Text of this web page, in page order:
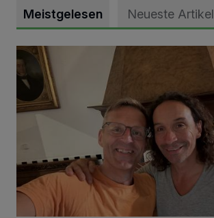
Meistgelesen Neueste Artikel
„Loss dir nix jefalle“ in 7 Tage 1 Song